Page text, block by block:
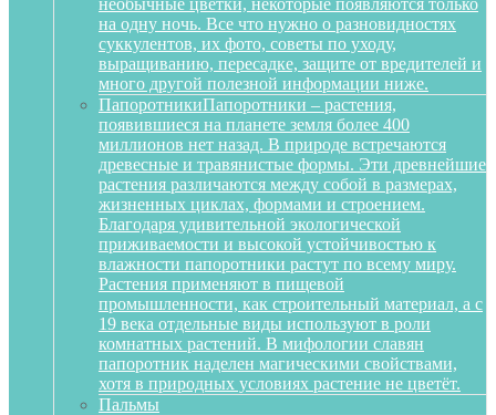
необычные цветки, некоторые появляются только
на одну ночь. Все что нужно о разновидностях
суккулентов, их фото, советы по уходу,
выращиванию, пересадке, защите от вредителей и
много другой полезной информации ниже.
ПапоротникиПапоротники – растения,
появившиеся на планете земля более 400
миллионов нет назад. В природе встречаются
древесные и травянистые формы. Эти древнейшие
растения различаются между собой в размерах,
жизненных циклах, формами и строением.
Благодаря удивительной экологической
приживаемости и высокой устойчивостью к
влажности папоротники растут по всему миру.
Растения применяют в пищевой
промышленности, как строительный материал, а с
19 века отдельные виды используют в роли
комнатных растений. В мифологии славян
папоротник наделен магическими свойствами,
хотя в природных условиях растение не цветёт.
Пальмы